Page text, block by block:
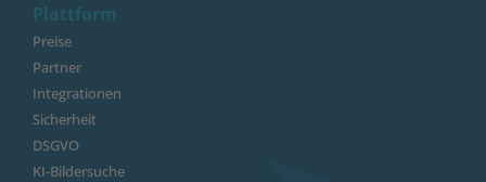
Plattform
Preise
Partner
Integrationen
Sicherheit
DSGVO
KI-Bildersuche